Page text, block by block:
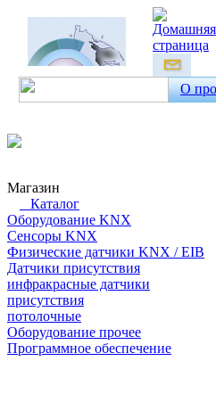
О
Магазин
Каталог
Оборудование KNX
Сенсоры KNX
Физические датчики KNX / EIB
Датчики присутствия
инфракрасные датчики
присутствия
потолочные
Оборудование прочее
Программное обеспечение